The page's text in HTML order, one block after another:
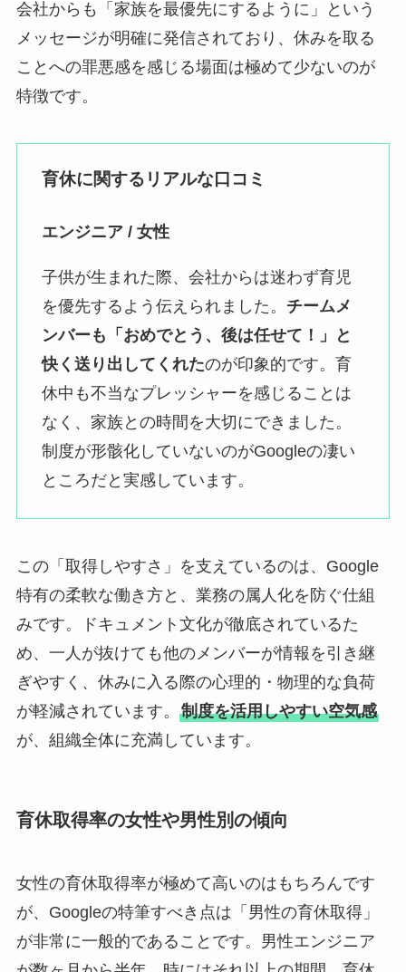
会社からも「家族を最優先にするように」という
メッセージが明確に発信されており、休みを取る
ことへの罪悪感を感じる場面は極めて少ないのが
特徴です。
育休に関するリアルな口コミ
エンジニア / 女性
子供が生まれた際、会社からは迷わず育児
を優先するよう伝えられました。 チームメ
ンバーも「おめでとう、後は任せて！」と
快く送り出してくれたのが印象的です。育
休中も不当なプレッシャーを感じることは
なく、家族との時間を大切にできました。
制度が形骸化していないのがGoogleの凄い
ところだと実感しています。
この「取得しやすさ」を支えているのは、Google
特有の柔軟な働き方と、業務の属人化を防ぐ仕組
みです。ドキュメント文化が徹底されているた
め、一人が抜けても他のメンバーが情報を引き継
ぎやすく、休みに入る際の心理的・物理的な負荷
が軽減されています。 制度を活用しやすい空気感
が、組織全体に充満しています。
育休取得率の女性や男性別の傾向
女性の育休取得率が極めて高いのはもちろんです
が、Googleの特筆すべき点は「男性の育休取得」
が非常に一般的であることです。男性エンジニア